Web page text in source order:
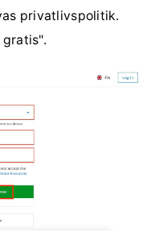
privatlivspolitik.